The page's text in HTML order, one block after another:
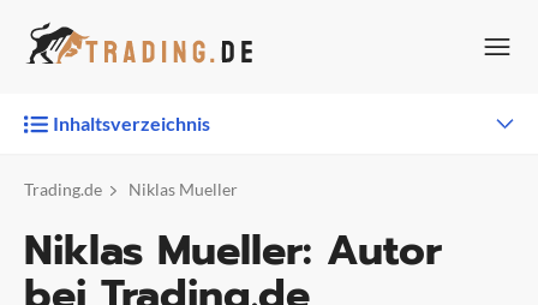
Inhalt
Inhaltsverzeichnis
Trading.de Niklas Mueller
Niklas Mueller: Autor